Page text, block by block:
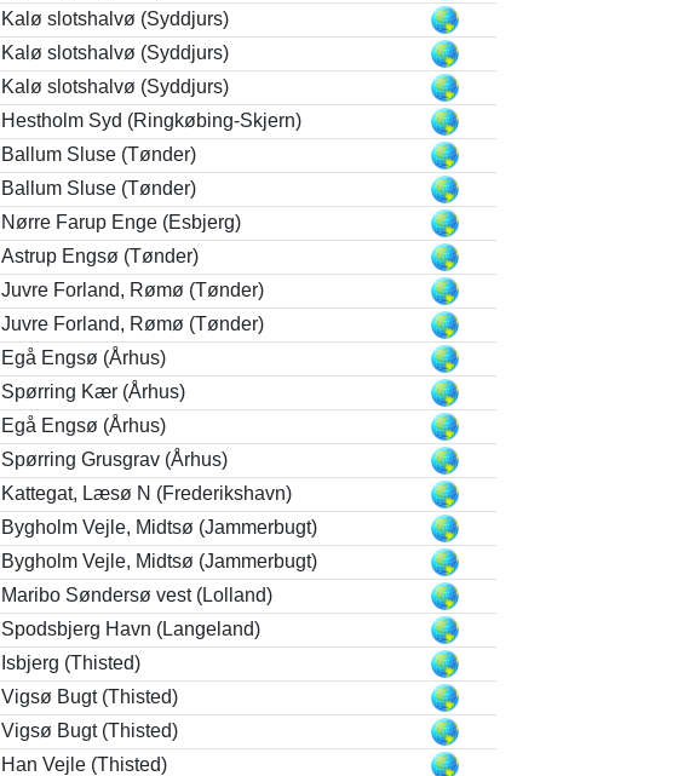
Kalø slotshalvø (Syddjurs)
Kalø slotshalvø (Syddjurs)
Kalø slotshalvø (Syddjurs)
Hestholm Syd (Ringkøbing-Skjern)
Ballum Sluse (Tønder)
Ballum Sluse (Tønder)
Nørre Farup Enge (Esbjerg)
Astrup Engsø (Tønder)
Juvre Forland, Rømø (Tønder)
Juvre Forland, Rømø (Tønder)
Egå Engsø (Århus)
Spørring Kær (Århus)
Egå Engsø (Århus)
Spørring Grusgrav (Århus)
Kattegat, Læsø N (Frederikshavn)
Bygholm Vejle, Midtsø (Jammerbugt)
Bygholm Vejle, Midtsø (Jammerbugt)
Maribo Søndersø vest (Lolland)
Spodsbjerg Havn (Langeland)
Isbjerg (Thisted)
Vigsø Bugt (Thisted)
Vigsø Bugt (Thisted)
Han Vejle (Thisted)